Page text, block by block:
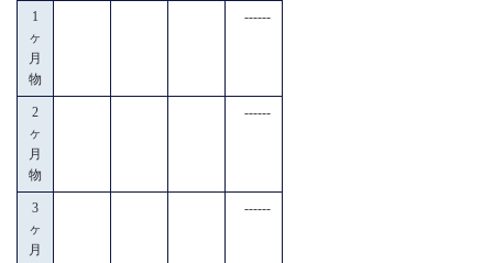
1
ヶ
月
物
------
2
ヶ
月
物
------
3
ヶ
月
------